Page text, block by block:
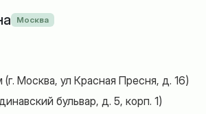
Москва
Москва, ул Красная Пресня, д. 16)
бульвар, д. 5, корп. 1)